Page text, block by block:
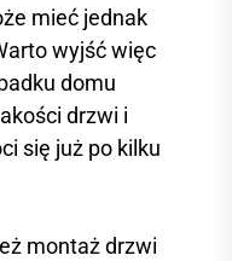
mieć jednak
wyjść więc
domu
drzwi i
się już po kilku
montaż drzwi